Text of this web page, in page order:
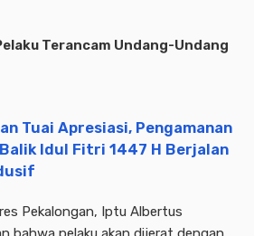
Terancam Undang-Undang
Tuai Apresiasi, Pengamanan
Idul Fitri 1447 H Berjalan
Pekalongan, Iptu Albertus